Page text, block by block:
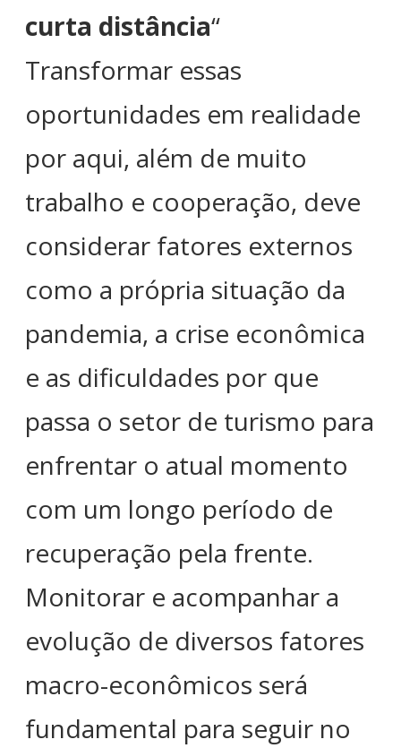
curta distância“
Transformar essas
oportunidades em realidade
por aqui, além de muito
trabalho e cooperação, deve
considerar fatores externos
como a própria situação da
pandemia, a crise econômica
e as dificuldades por que
passa o setor de turismo para
enfrentar o atual momento
com um longo período de
recuperação pela frente.
Monitorar e acompanhar a
evolução de diversos fatores
macro-econômicos será
fundamental para seguir no